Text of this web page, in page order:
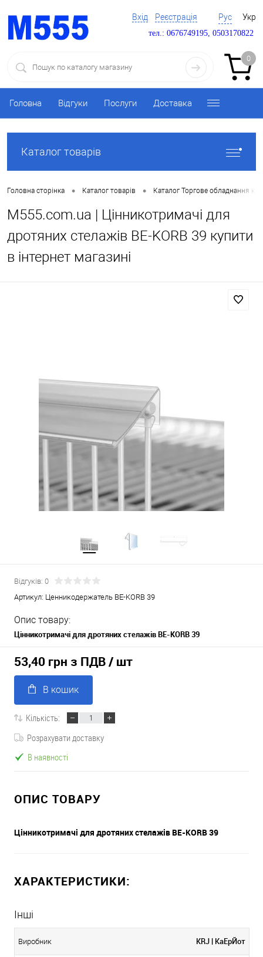
Вхід Реєстрація Рус Укр
тел.: 0676749195, 0503170822
0
Головна Відгуки Послуги Доставка
Каталог товарів
Головна сторінка • Каталог товарів • Каталог Торгове обладнання
M555.com.ua | Цінникотримачі для
дротяних стелажів BE-KORB 39 купити
в інтернет магазині
Відгуків: 0
Артикул: Ценникодержатель BE-KORB 39
Опис товару:
Цінникотримачі для дротяних стелажів BE-KORB 39
53,40 грн з ПДВ/ шт
В кошик
Кількість:
Розрахувати доставку
В наявності
ОПИС ТОВАРУ
Цінникотримачі для дротяних стелажів BE-KORB 39
ХАРАКТЕРИСТИКИ:
Інші
Виробник KRJ | КаЕрЙот